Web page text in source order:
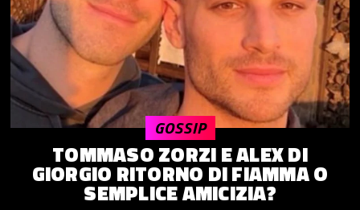
TOMMASO ZORZI E ALEX DI
GIORGIO RITORNO DI FIAMMA O
SEMPLICE AMICIZIA?
GOSSIP